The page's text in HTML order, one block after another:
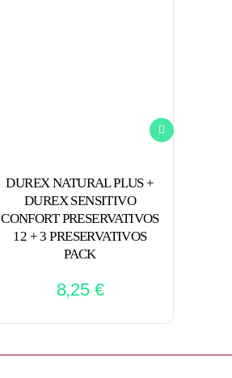
DUREX NATURAL PLUS +
DUREX SENSITIVO
CONFORT PRESERVATIVOS
12 + 3 PRESERVATIVOS
PACK
8,25 €